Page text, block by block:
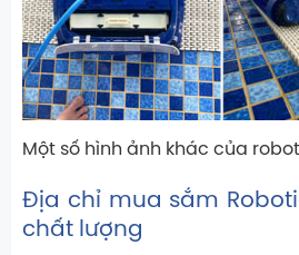
Một số hình ảnh khác của
Địa chỉ mua sắm
chất lượng